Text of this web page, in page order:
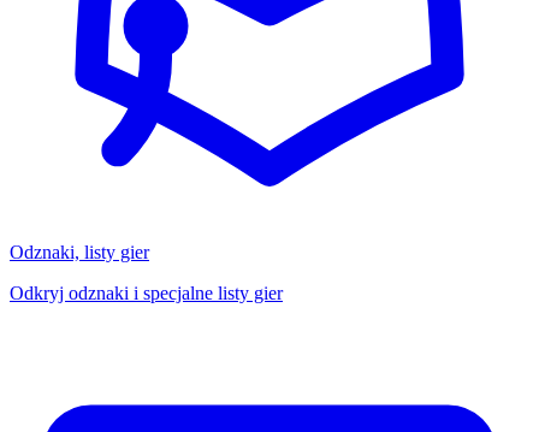
Odznaki, listy gier
Odkryj odznaki i specjalne listy gier